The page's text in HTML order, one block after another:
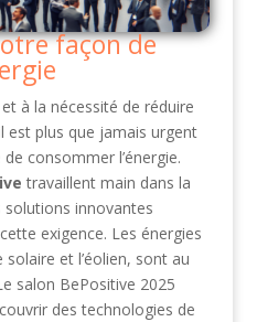
façon de
à la nécessité de réduire
plus que jamais urgent
consommer l’énergie.
travaillent main dans la
innovantes
exigence. Les énergies
et l’éolien, sont au
salon BePositive 2025
des technologies de